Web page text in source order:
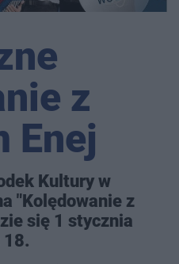
z
Enej
Kultury w
"Kolędowanie z
się 1 stycznia
18.